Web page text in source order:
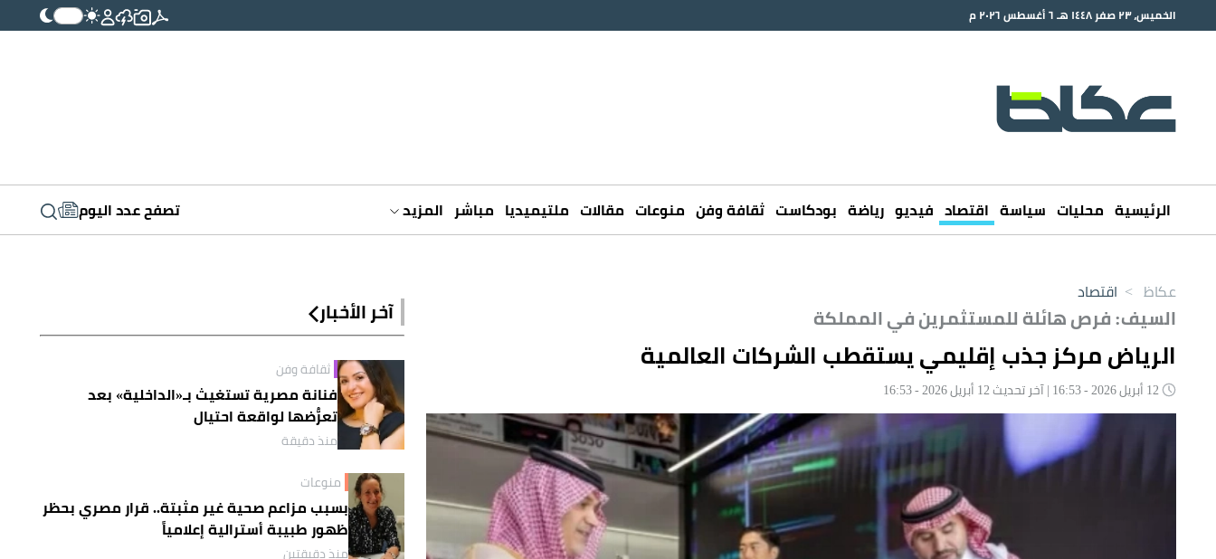
الخميس، ٢٣ صفر ١٤٤٨ هـ ٦ أغسطس ٢٠٢٦ م
الرئيسية محليات سياسة اقتصاد فيديو رياضة بودكاست ثقافة وفن منوعات مقالات ملتيميديا مباشر المزيد تصفح عدد اليوم
عكاظ > اقتصاد
السيف: فرص هائلة للمستثمرين في المملكة
الرياض مركز جذب إقليمي يستقطب الشركات العالمية
آخر الأخبار
ثقافة وفن
فنانة مصرية تستغيث بـ«الداخلية» بعد
تعرُّضها لواقعة احتيال
منذ دقيقة
منوعات
بسبب مزاعم صحية غير مثبتة.. قرار مصري بحظر
ظهور طبيبة أسترالية إعلامياً
منذ دقيقتين